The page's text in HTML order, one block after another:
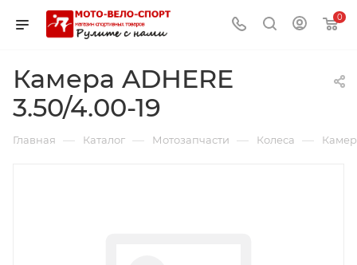
0
Камера ADHERE
3.50/4.00-19
Главная — Каталог — Мотозапчасти — Колеса —